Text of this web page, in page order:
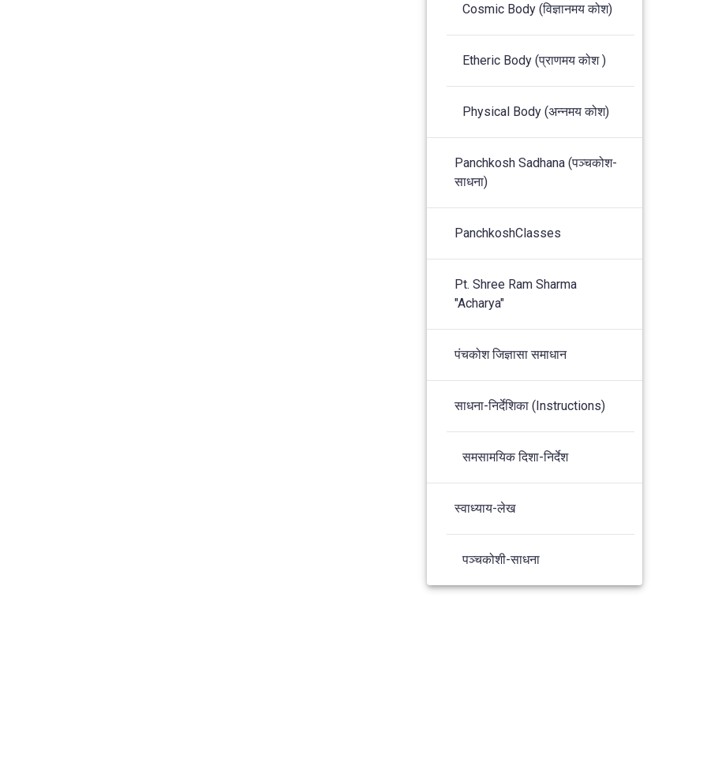
Cosmic Body (विज्ञानमय कोश)
Etheric Body (प्राणमय कोश )
Physical Body (अन्नमय कोश)
Panchkosh Sadhana (पञ्चकोश-
साधना)
PanchkoshClasses
Pt. Shree Ram Sharma
"Acharya"
पंचकोश जिज्ञासा समाधान
साधना-निर्देशिका (Instructions)
समसामयिक दिशा-निर्देश
स्वाध्याय-लेख
पञ्चकोशी-साधना